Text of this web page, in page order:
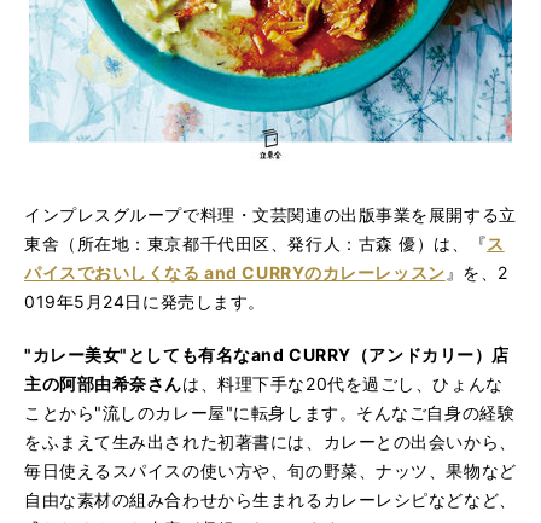
インプレスグループで料理・文芸関連の出版事業を展開する立
東舎（所在地：東京都千代田区、発行人：古森 優）は、『ス
パイスでおいしくなる and CURRYのカレーレッスン 』を、2
019年5月24日に発売します。
"カレー美女"としても有名なand CURRY（アンドカリー）店
主の阿部由希奈さんは、料理下手な20代を過ごし、ひょんな
ことから"流しのカレー屋"に転身します。そんなご自身の経験
をふまえて生み出された初著書には、カレーとの出会いから、
毎日使えるスパイスの使い方や、旬の野菜、ナッツ、果物など
自由な素材の組み合わせから生まれるカレーレシピなどなど、